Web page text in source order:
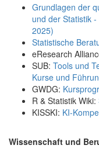
Grundlagen der
und der Statistik
2025)
Statistische
eResearch
SUB: Tools und
Kurse und
GWDG:
R & Statistik Wiki:
KISSKI: KI-
Wissenschaft und